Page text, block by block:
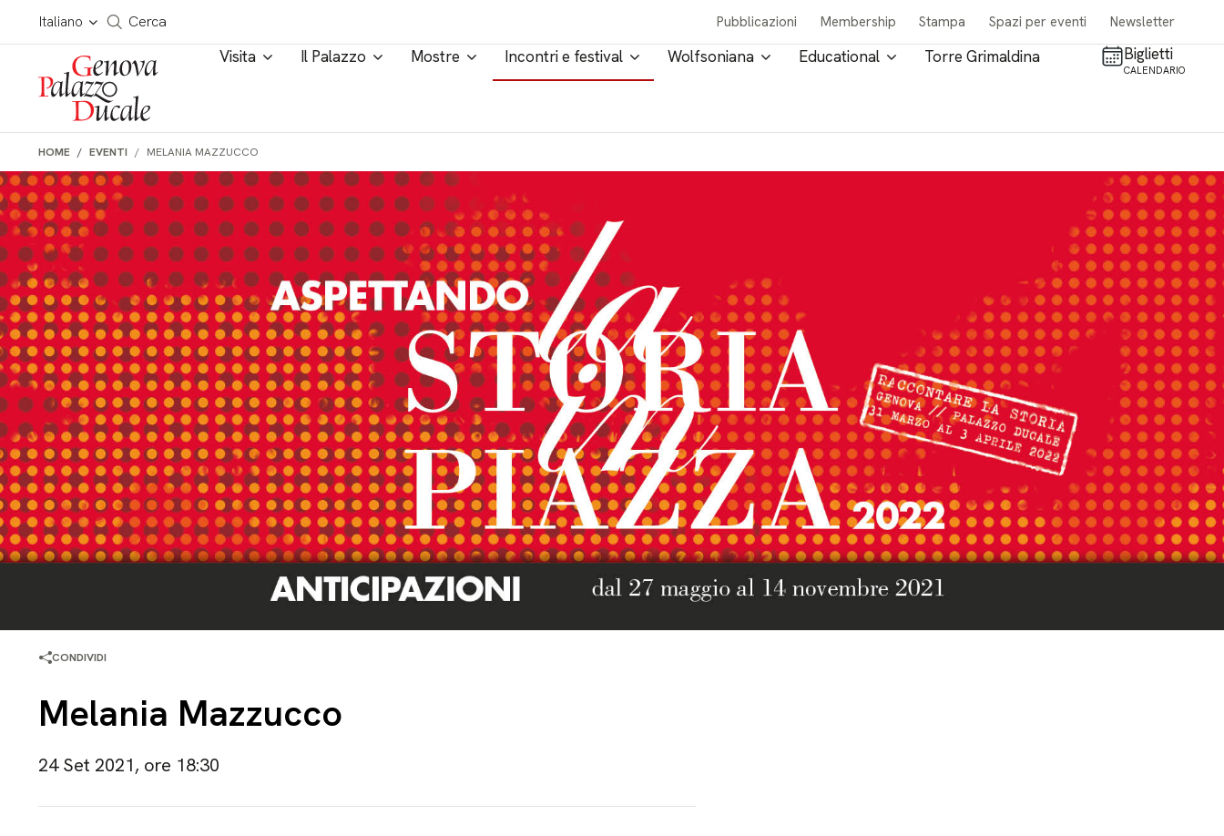
Salta al contenuto
Italiano
Cerca in tutto il sito
Cerca Pubblicazioni Membership Stampa Spazi per eventi Newsletter
Visita Il Palazzo Mostre Incontri e festival Wolfsoniana Educational Torre Grimaldina Biglietti
CALENDARIO
HOME EVENTI MELANIA MAZZUCCO
CONDIVIDI
Melania Mazzucco
24 Set 2021, ore 18:30